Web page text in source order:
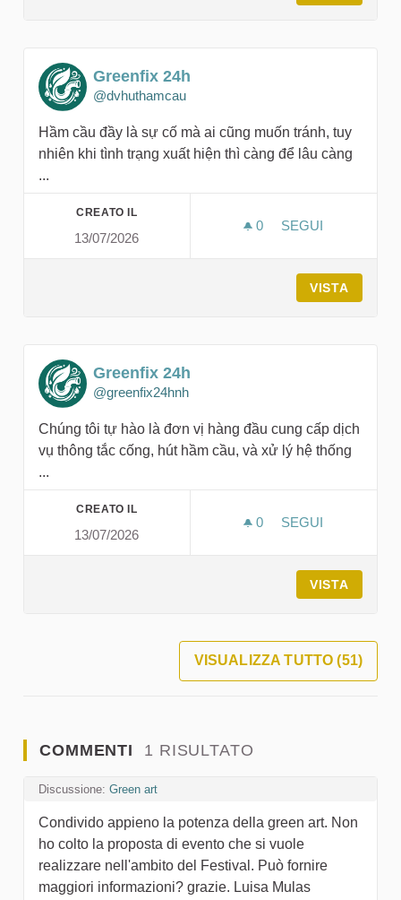
Greenfix 24h
@dvhuthamcau
Hầm cầu đầy là sự cố mà ai cũng muốn tránh, tuy
nhiên khi tình trạng xuất hiện thì càng để lâu càng
...
CREATO IL
13/07/2026
0 0 SOSTENITORI
SEGUI
VISTA
Greenfix 24h
@greenfix24hnh
Chúng tôi tự hào là đơn vị hàng đầu cung cấp dịch
vụ thông tắc cống, hút hầm cầu, và xử lý hệ thống
...
CREATO IL
13/07/2026
0 0 SOSTENITORI
SEGUI
VISTA
VISUALIZZA TUTTO (51)
COMMENTI 1 RISULTATO
Discussione: Green art
Condivido appieno la potenza della green art. Non
ho colto la proposta di evento che si vuole
realizzare nell'ambito del Festival. Può fornire
maggiori informazioni? grazie. Luisa Mulas